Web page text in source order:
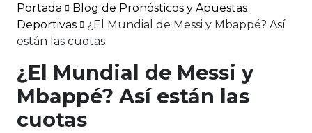
Portada
Blog de Pronósticos y Apuestas
Deportivas
¿El Mundial de Messi y Mbappé? Así
están las cuotas
¿El Mundial de Messi y
Mbappé? Así están las
cuotas